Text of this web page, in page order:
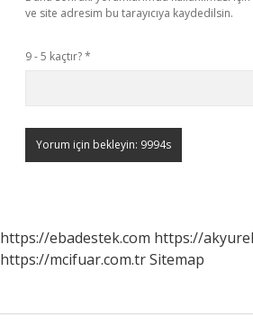
ve site adresim bu tarayıcıya kaydedilsin.
9 - 5 kaçtır?*
https://ebadestek.com https://
https://mcifuar.com.trSitemap